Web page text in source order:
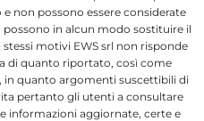
non possono essere considerate
in alcun modo sostituire il
motivi EWS srl non risponde
di quanto riportato, così come
in quanto argomenti suscettibili di
pertanto gli utenti a consultare
informazioni aggiornate, certe e